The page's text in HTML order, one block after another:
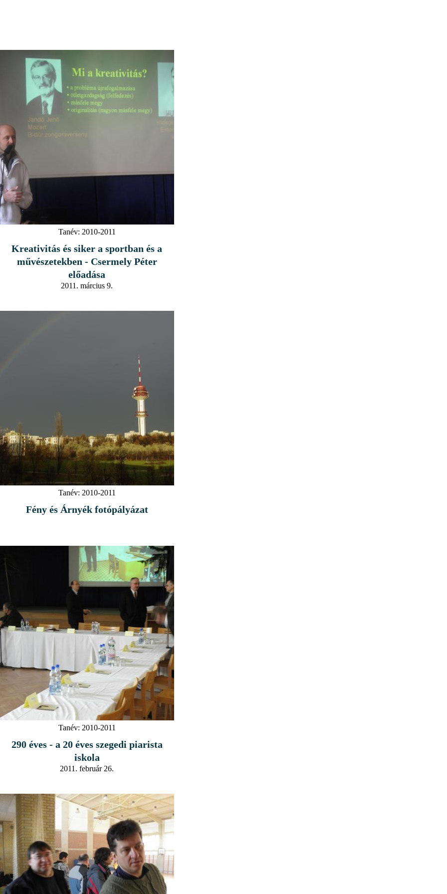
Tanév: 2010-2011
Kreativitás és siker a sportban és a
művészetekben - Csermely Péter
előadása
2011. március 9.
Tanév: 2010-2011
Fény és Árnyék fotópályázat
Tanév: 2010-2011
290 éves - a 20 éves szegedi piarista
iskola
2011. február 26.